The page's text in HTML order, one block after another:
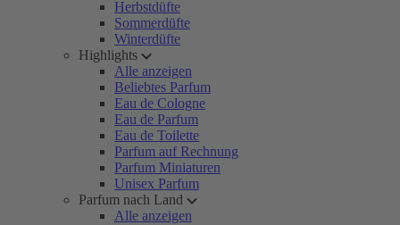
Herbstdüfte
Sommerdüfte
Winterdüfte
Highlights
Alle anzeigen
Beliebtes Parfum
Eau de Cologne
Eau de Parfum
Eau de Toilette
Parfum auf Rechnung
Parfum Miniaturen
Unisex Parfum
Parfum nach Land
Alle anzeigen